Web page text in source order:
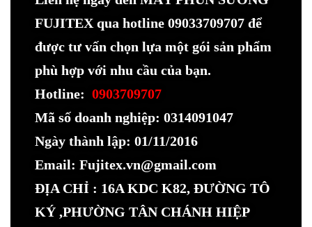
FUJITEX qua hotline 09033709707 để
được tư vấn chọn lựa một gói sản phẩm
phù hợp với nhu cầu của bạn.
Hotline: 0903709707
Mã số doanh nghiệp: 0314091047
Ngày thành lập: 01/11/2016
Email: Fujitex.vn@gmail.com
ĐỊA CHỈ : 16A KDC K82, ĐƯỜNG TÔ
KÝ ,PHƯỜNG TÂN CHÁNH HIỆP